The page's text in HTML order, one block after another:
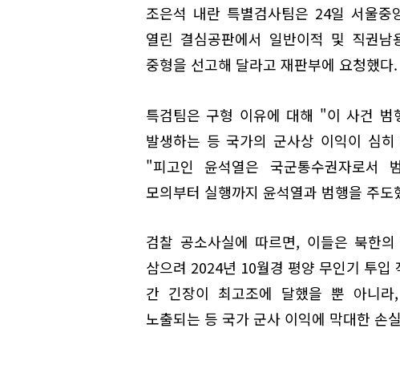
조은석 내란 특별검사팀은 24일 서울중
열린 결심공판에서 일반이적 및 직권
중형을 선고해 달라고 재판부에 요청했다.
특검팀은 구형 이유에 대해 "이 사건 범
발생하는 등 국가의 군사상 이익이 심
"피고인 윤석열은 국군통수권자로서
모의부터 실행까지 윤석열과 범행을 주
검찰 공소사실에 따르면, 이들은 북한
삼으려 2024년 10월경 평양 무인기 투입
간 긴장이 최고조에 달했을 뿐 아니
노출되는 등 국가 군사 이익에 막대한 손